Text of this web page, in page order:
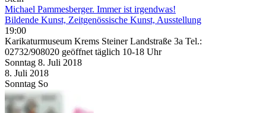
Michael Pammesberger. Immer ist irgendwas!
Bildende Kunst, Zeitgenössische Kunst, Ausstellung
19:00
Karikaturmuseum Krems Steiner Landstraße 3a Tel.:
02732/908020 geöffnet täglich 10-18 Uhr
Sonntag 8. Juli 2018
8. Juli 2018
Sonntag So